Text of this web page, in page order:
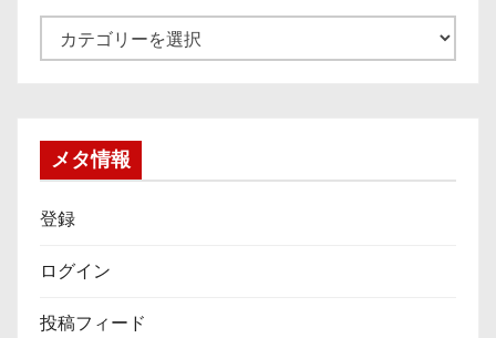
テ
メタ情報
登録
ログイン
投稿フィード